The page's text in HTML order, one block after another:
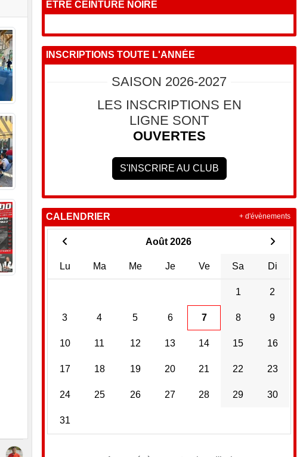
ETRE CEINTURE NOIRE
INSCRIPTIONS TOUTE L'ANNÉE
SAISON 2026-2027
LES INSCRIPTIONS EN
LIGNE SONT
OUVERTES
S'INSCRIRE AU CLUB
CALENDRIER
Août 2026
Lu Ma Me Je Ve Sa Di
1 2
3 4 5 6 7 8 9
10 11 12 13 14 15 16
17 18 19 20 21 22 23
24 25 26 27 28 29 30
31
+ d'évènements